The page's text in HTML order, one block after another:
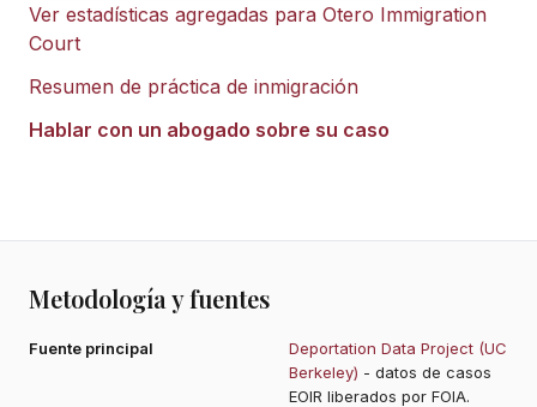
Ver estadísticas agregadas para Otero Immigration
Court
Resumen de práctica de inmigración
Hablar con un abogado sobre su caso
Metodología y fuentes
Fuente principal
Deportation Data Project (UC
Berkeley) - datos de casos
EOIR liberados por FOIA.